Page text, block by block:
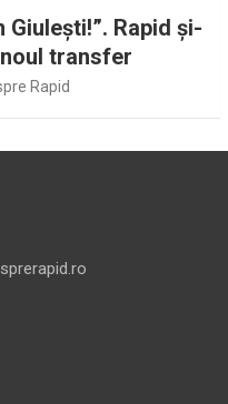
Giulești!”. Rapid și-
transfer
Rapid